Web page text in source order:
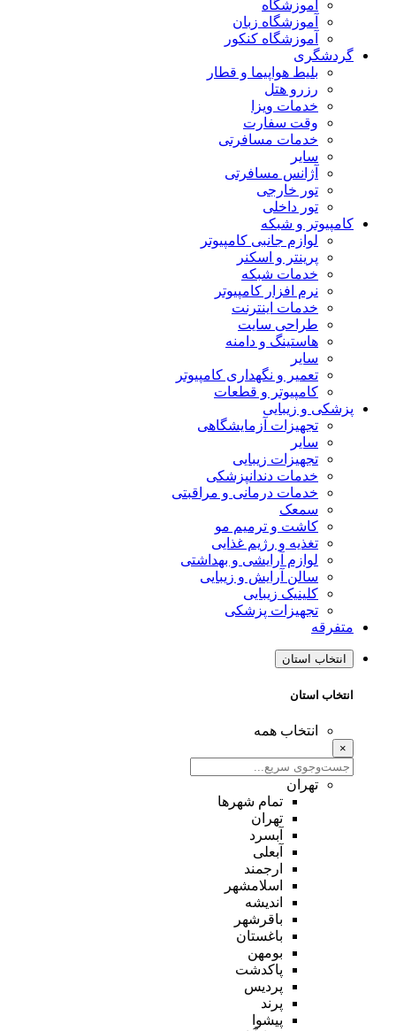
آموزشگاه
آموزشگاه زبان
آموزشگاه کنکور
گردشگری
بلیط هواپیما و قطار
رزرو هتل
خدمات ویزا
وقت سفارت
خدمات مسافرتی
سایر
آژانس مسافرتی
تور خارجی
تور داخلی
کامپیوتر و شبکه
لوازم جانبی کامپیوتر
پرینتر و اسکنر
خدمات شبکه
نرم افزار کامپیوتر
خدمات اینترنت
طراحی سایت
هاستینگ و دامنه
سایر
تعمیر و نگهداری کامپیوتر
کامپیوتر و قطعات
پزشکی و زیبایی
تجهیزات آزمایشگاهی
سایر
تجهیزات زیبایی
خدمات دندانپزشکی
خدمات درمانی و مراقبتی
سمعک
کاشت و ترمیم مو
تغذیه و رژیم غذایی
لوازم آرایشی و بهداشتی
سالن آرایش و زیبایی
کلینیک زیبایی
تجهیزات پزشکی
متفرقه
انتخاب استان
انتخاب استان
انتخاب همه
×
تهران
تمام شهر‌ها
تهران
آبسرد
آبعلی
ارجمند
اسلامشهر
اندیشه
باقرشهر
باغستان
بومهن
پاکدشت
پردیس
پرند
پیشوا